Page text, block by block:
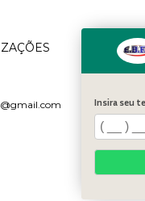
Insira seu